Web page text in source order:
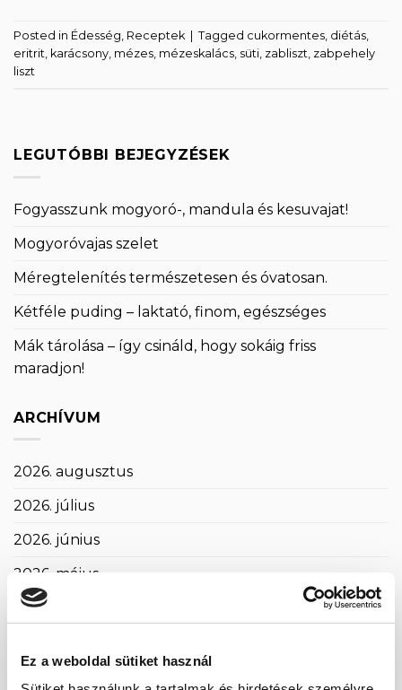
Ez a weboldal sütiket használ
Posted in Édesség, Receptek Tagged cukormentes, diétás,
eritrit, karácsony, mézes, mézeskalács, süti, zabliszt, zabpehely
liszt
LEGUTÓBBI BEJEGYZÉSEK
Fogyasszunk mogyoró-, mandula és kesuvajat!
Mogyoróvajas szelet
Méregtelenítés természetesen és óvatosan.
Kétféle puding – laktató, finom, egészséges
Mák tárolása – így csináld, hogy sokáig friss
maradjon!
ARCHÍVUM
2026. augusztus
2026. július
2026. június
2026. május
2026. április